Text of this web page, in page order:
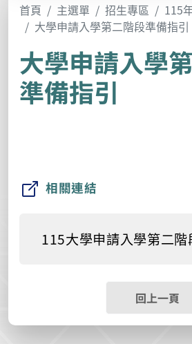
首頁 主選單 招生專區
115
大學申請入學第二階段準備指引
大學申請入學
準備指引
相關連結
115大學申請入學第二階
回上一頁